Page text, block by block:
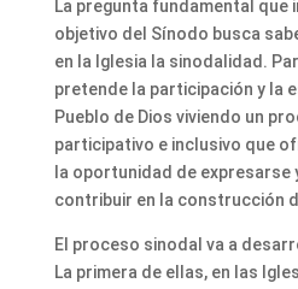
La pregunta fundamental que
objetivo del Sínodo busca
en la Iglesia la sinodalidad.
pretende la participación y la
Pueblo de Dios viviendo un
participativo e inclusivo que
la oportunidad de expresarse
contribuir en la construcción
El proceso sinodal va a
La primera de ellas, en las